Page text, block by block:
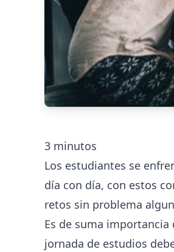
3 minutos
Los estudiantes se
día con día, con estos
retos sin problema
Es de suma
jornada de estudios